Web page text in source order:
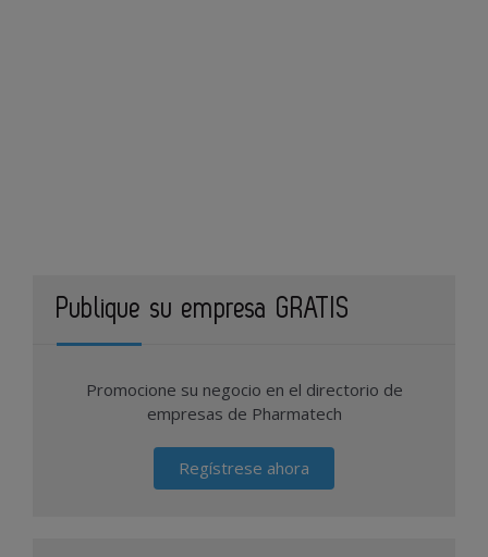
Publique su empresa GRATIS
Promocione su negocio en el directorio de
empresas de Pharmatech
Regístrese ahora